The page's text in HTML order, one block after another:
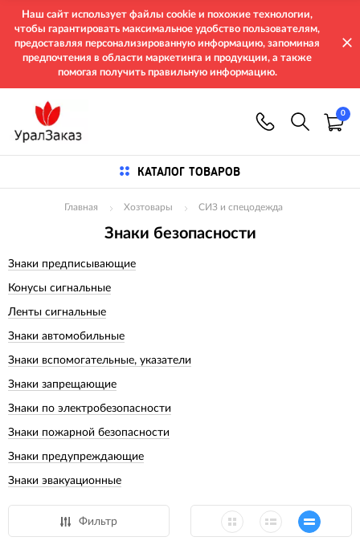
Наш сайт использует файлы cookie и похожие технологии,
чтобы гарантировать максимальное удобство пользователям,
предоставляя персонализированную информацию, запоминая
предпочтения в области маркетинга и продукции, а также
помогая получить правильную информацию.
0
КАТАЛОГ ТОВАРОВ
Главная Хозтовары СИЗ и спецодежда
Знаки безопасности
Знаки предписывающие
Конусы сигнальные
Ленты сигнальные
Знаки автомобильные
Знаки вспомогательные, указатели
Знаки запрещающие
Знаки по электробезопасности
Знаки пожарной безопасности
Знаки предупреждающие
Знаки эвакуационные
Фильтр